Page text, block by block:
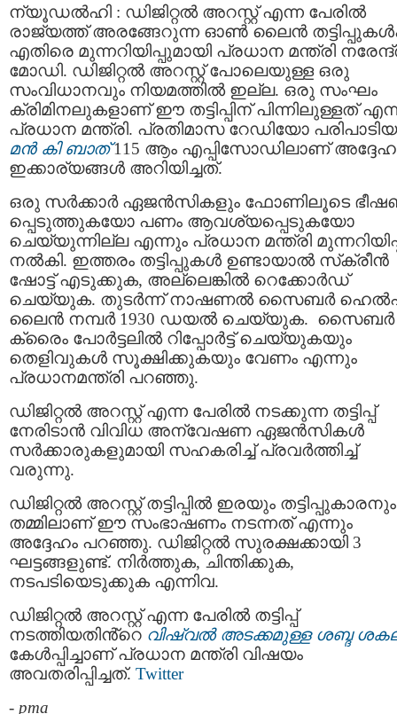
ന്യൂഡല്‍ഹി : ഡിജിറ്റല്‍ അറസ്റ്റ് എന്ന പേരിൽ
രാജ്യത്ത് അരങ്ങേറുന്ന ഓൺ ലൈൻ
എതിരെ മുന്നറിയിപ്പുമായി പ്രധാന മന്ത്രി
മോഡി. ഡിജിറ്റല്‍ അറസ്റ്റ് പോലെയുള്ള ഒരു
സംവിധാനവും നിയമത്തിൽ ഇല്ല. ഒരു സംഘം
ക്രിമിനലുകളാണ് ഈ തട്ടിപ്പിന് പിന്നിലുള്ളത്
പ്രധാന മന്ത്രി. പ്രതിമാസ റേഡിയോ
മന്‍ കി ബാത്115 ആം എപ്പിസോഡിലാണ്
ഇക്കാര്യങ്ങൾ അറിയിച്ചത്.
ഒരു സര്‍ക്കാര്‍ ഏജന്‍സികളും ഫോണിലൂടെ
പ്പെടുത്തുകയോ പണം ആവശ്യപ്പെടുകയോ
ചെയ്യുന്നില്ല എന്നും പ്രധാന മന്ത്രി
നല്‍കി. ഇത്തരം തട്ടിപ്പുകൾ ഉണ്ടായാൽ സ്‌ക്രീന്‍
ഷോട്ട് എടുക്കുക, അല്ലെങ്കില്‍ റെക്കോര്‍ഡ്
ചെയ്യുക. തുടർന്ന് നാഷണൽ സൈബർ
ലൈൻ നമ്പർ 1930 ഡയൽ ചെയ്യുക. സൈബർ
ക്രൈം പോർട്ടലിൽ റിപ്പോർട്ട് ചെയ്യുകയും
തെളിവുകൾ സൂക്ഷിക്കുകയും വേണം എന്നും
പ്രധാനമന്ത്രി പറഞ്ഞു.
ഡിജിറ്റല്‍ അറസ്റ്റ് എന്ന പേരില്‍ നടക്കുന്ന തട്ടിപ്പ്
നേരിടാന്‍ വിവിധ അന്വേഷണ ഏജന്‍സികള്‍
സര്‍ക്കാരുകളുമായി സഹകരിച്ച് പ്രവര്‍ത്തിച്ച്‌
വരുന്നു.
ഡിജിറ്റൽ അറസ്റ്റ് തട്ടിപ്പിൽ ഇരയും തട്ടിപ്പുകാരനും
തമ്മിലാണ് ഈ സംഭാഷണം നടന്നത് എന്നും
അദ്ദേഹം പറഞ്ഞു. ഡിജിറ്റല്‍ സുരക്ഷക്കായി 3
ഘട്ടങ്ങളുണ്ട്. നിര്‍ത്തുക, ചിന്തിക്കുക,
നടപടിയെടുക്കുക എന്നിവ.
ഡിജിറ്റൽ അറസ്റ്റ് എന്ന പേരിൽ തട്ടിപ്പ്
നടത്തിയതിൻ്റെ വിഷ്വൽ അടക്കമുള്ള ശബ്ദ
കേൾപ്പിച്ചാണ് പ്രധാന മന്ത്രി വിഷയം
അവതരിപ്പിച്ചത്. Twitter
- pma